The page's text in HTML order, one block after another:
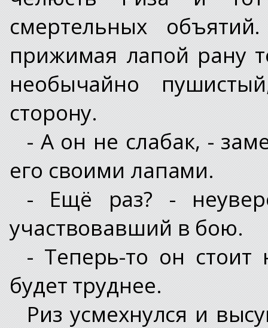
смертельных
прижимая лапой рану
необычайно
сторону.
- А он не слабак, -
его своими лапами.
- Ещё раз? -
участвовавший в бою.
- Теперь-то он стоит
будет труднее.
Риз усмехнулся и